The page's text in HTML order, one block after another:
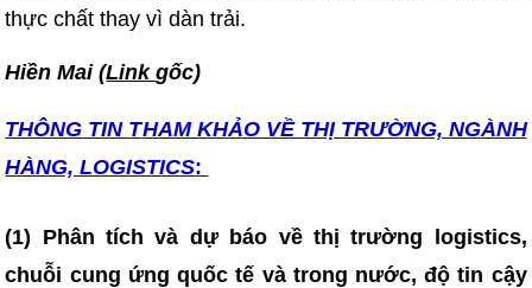
thực chất thay vì dàn trải.
Hiền Mai (Linkgốc)
THÔNG TIN THAM KHẢO VỀ THỊ TRƯỜNG, NGÀNH
HÀNG, LOGISTICS:
(1) Phân tích và dự báo về thị trường logistics,
chuỗi cung ứng quốc tế và trong nước, độ tin cậy